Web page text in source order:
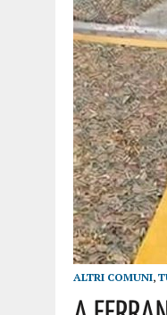
ALTRI COMUNI,